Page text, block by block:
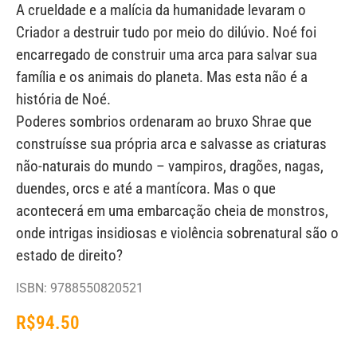
A crueldade e a malícia da humanidade levaram o
Criador a destruir tudo por meio do dilúvio. Noé foi
encarregado de construir uma arca para salvar sua
família e os animais do planeta. Mas esta não é a
história de Noé.
Poderes sombrios ordenaram ao bruxo Shrae que
construísse sua própria arca e salvasse as criaturas
não-naturais do mundo – vampiros, dragões, nagas,
duendes, orcs e até a mantícora. Mas o que
acontecerá em uma embarcação cheia de monstros,
onde intrigas insidiosas e violência sobrenatural são o
estado de direito?
ISBN: 9788550820521
R$94.50